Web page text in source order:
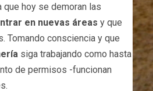
que hoy se demoran las
en nuevas áreas y que
Tomando consciencia y que
siga trabajando como hasta
de permisos -funcionan